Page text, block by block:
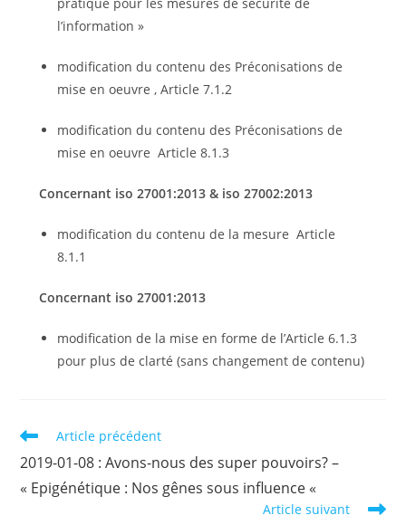
l’information »
modification du contenu des Préconisations de
mise en oeuvre , Article 7.1.2
modification du contenu des Préconisations de
mise en oeuvre Article 8.1.3
Concernant iso 27001:2013 & iso 27002:2013
modification du contenu de la mesure Article
8.1.1
Concernant iso 27001:2013
modification de la mise en forme de l’Article 6.1.3
pour plus de clarté (sans changement de contenu)
Read
articles
Article précédent
2019-01-08 : Avons-nous des super pouvoirs? –
« Epigénétique : Nos gênes sous influence «
Article suivant